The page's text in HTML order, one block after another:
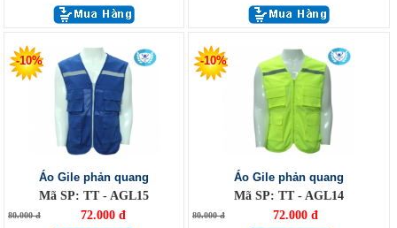
-10%
Áo Gile phản quang
Mã SP: TT - AGL15
80.000 đ 72.000 đ
-10%
Áo Gile phản quang
Mã SP: TT - AGL14
80.000 đ 72.000 đ